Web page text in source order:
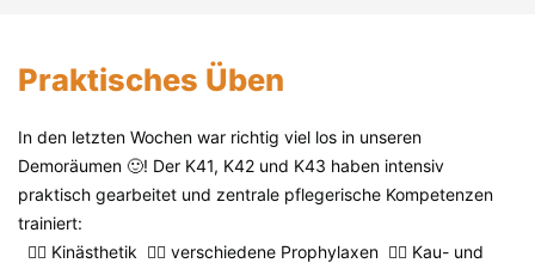
Praktisches Üben
In den letzten Wochen war richtig viel los in unseren
Demoräumen 🙂! Der K41, K42 und K43 haben intensiv
praktisch gearbeitet und zentrale pflegerische Kompetenzen
trainiert:
👍🏼 Kinästhetik 👍🏼 verschiedene Prophylaxen 👍🏼 Kau- und